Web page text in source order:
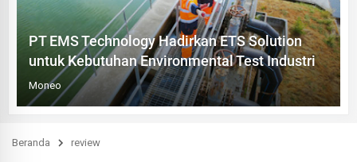
PT EMS Technology Hadirkan ETS Solution
untuk Kebutuhan Environmental Test Industri
Moneo
Beranda review